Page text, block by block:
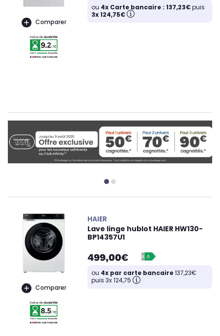
Comparer
ou 4x Carte bancaire : 137,23€puis
3x 124,75€
Comparer
HAIER
Lave linge hublot HAIER HW130-
BP14357U1
499,00€
ou 4x par carte bancaire137,23€
puis 3x 124,75